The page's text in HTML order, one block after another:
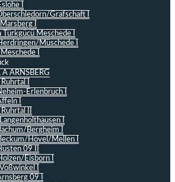
I
Grafschaft I
I
Türkgücü Meschede I
Müschede I
I
A ARNSBERG
Ruhrtal I
Erlenbruch I
I
Ruhrtal II
Langenholthausen I
Bergheim I
Hövel/Mellen I
09 II
Eisborn I
Voßwinkel I
09 I